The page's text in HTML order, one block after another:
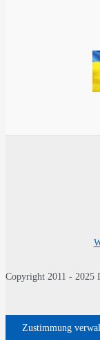
Copyright 2011 - 2025
Zustimmung